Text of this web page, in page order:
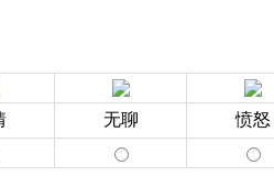
无聊 愤怒